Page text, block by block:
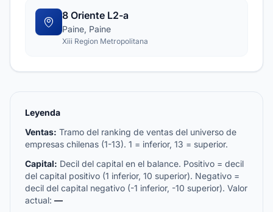
8 Oriente L2-a
Paine, Paine
Xiii Region Metropolitana
Leyenda
Ventas: Tramo del ranking de ventas del universo de
empresas chilenas (1-13). 1 = inferior, 13 = superior.
Capital: Decil del capital en el balance. Positivo = decil
del capital positivo (1 inferior, 10 superior). Negativo =
decil del capital negativo (-1 inferior, -10 superior). Valor
actual: —